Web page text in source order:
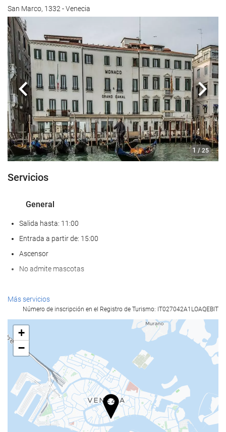
San Marco, 1332 - Venecia
1 / 25
Anterior
Servicios
General
Salida hasta: 11:00
Entrada a partir de: 15:00
Ascensor
No admite mascotas
Comida y bebida
Restaurante a la carta
Bar
Cafetera en zonas comunes
Servicios de recepción
Recepción 24 horas
Guardaequipaje
Más servicios
Número de inscripción en el Registro de Turismo: IT027042A1LOAQEBIT
+
−